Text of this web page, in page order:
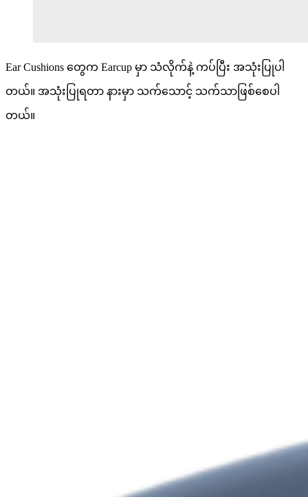
Ear Cushions တွေက Earcup မှာ သံလိုက်နဲ့ ကပ်ပြီး အသုံးပြုပါ
တယ်။ အသုံးပြုရတာ နားမှာ သက်သောင့် သက်သာဖြစ်စေပါ
တယ်။